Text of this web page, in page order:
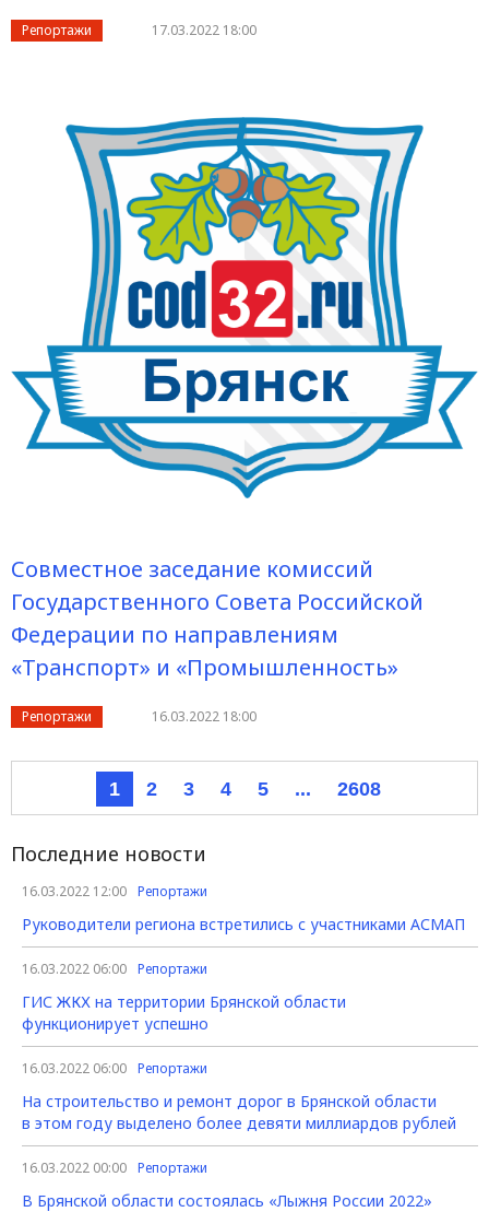
Репортажи 17.03.2022 18:00
Совместное заседание комиссий
Государственного Совета Российской
Федерации по направлениям
«Транспорт» и «Промышленность»
Репортажи 16.03.2022 18:00
1 2 3 4 5 ... 2608
Последние новости
16.03.2022 12:00 Репортажи
Руководители региона встретились с участниками АСМАП
16.03.2022 06:00 Репортажи
ГИС ЖКХ на территории Брянской области
функционирует успешно
16.03.2022 06:00 Репортажи
На строительство и ремонт дорог в Брянской области
в этом году выделено более девяти миллиардов рублей
16.03.2022 00:00 Репортажи
В Брянской области состоялась «Лыжня России 2022»